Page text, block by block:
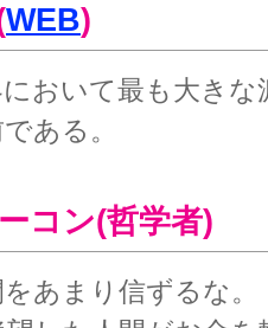
WEB)
おいて最も大きな
ある。
コン(哲学者)
あまり信ずるな。